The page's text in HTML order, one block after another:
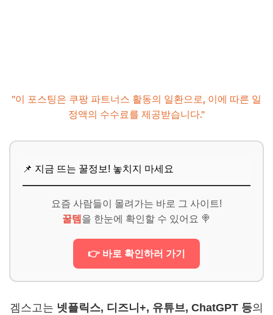
"이 포스팅은 쿠팡 파트너스 활동의 일환으로, 이에 따른 일
정액의 수수료를 제공받습니다."
📌 지금 뜨는 꿀정보! 놓치지 마세요
요즘 사람들이 몰려가는 바로 그 사이트!
꿀템 을 한눈에 확인할 수 있어요 🍭
👉 바로 확인하러 가기
겜스고는 넷플릭스, 디즈니+, 유튜브, ChatGPT 등의